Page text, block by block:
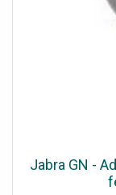
Jabra GN -